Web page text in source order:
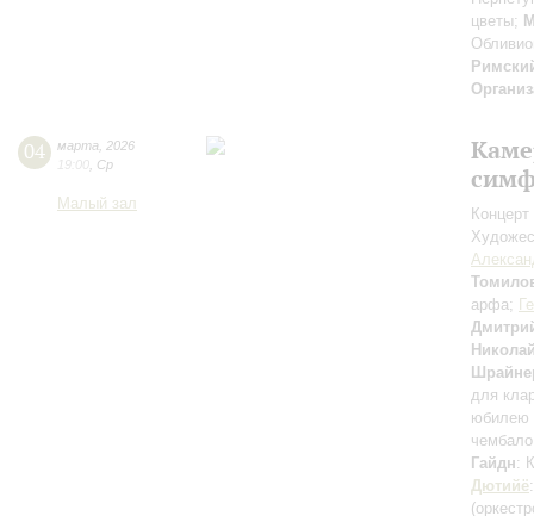
цветы;
04 марта
2026
19:00 Ср
Малый зал
арфа;
для
юбилею
Гайдн:
Дютийё